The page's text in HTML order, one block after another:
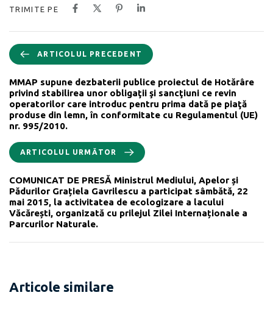
TRIMITE PE
ARTICOLUL PRECEDENT
MMAP supune dezbaterii publice proiectul de Hotărâre
privind stabilirea unor obligaţii şi sancţiuni ce revin
operatorilor care introduc pentru prima dată pe piaţă
produse din lemn, în conformitate cu Regulamentul (UE)
nr. 995/2010.
ARTICOLUL URMĂTOR
COMUNICAT DE PRESĂ Ministrul Mediului, Apelor și
Pădurilor Grațiela Gavrilescu a participat sâmbătă, 22
mai 2015, la activitatea de ecologizare a lacului
Văcărești, organizată cu prilejul Zilei Internaționale a
Parcurilor Naturale.
Articole similare